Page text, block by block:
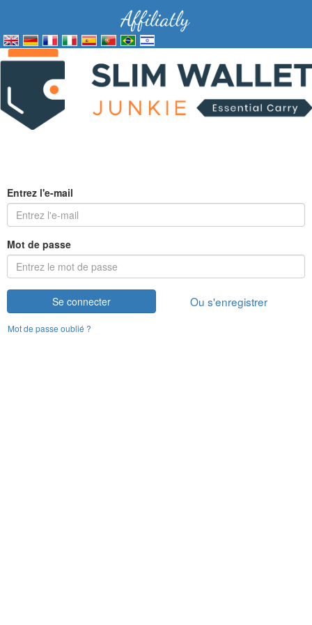
Entrez l'e-mail
Mot de passe
Se connecter Ou s'enregistrer
Mot de passe oublié ?